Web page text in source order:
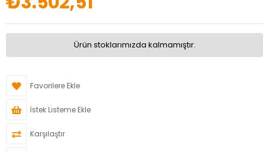
Ürün stoklarımızda kalmamıştır.
Favorilere Ekle
İstek Listeme Ekle
Karşılaştır